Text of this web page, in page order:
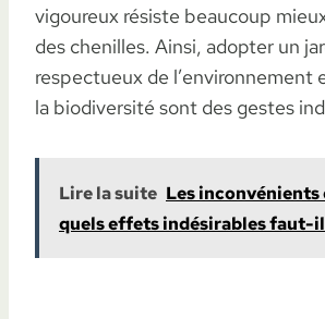
vigoureux résiste beaucoup
des chenilles. Ainsi, adopter un
respectueux de l’environnement
la biodiversité sont des gestes
Lire la suite Les inconvénients
quels effets indésirables faut-